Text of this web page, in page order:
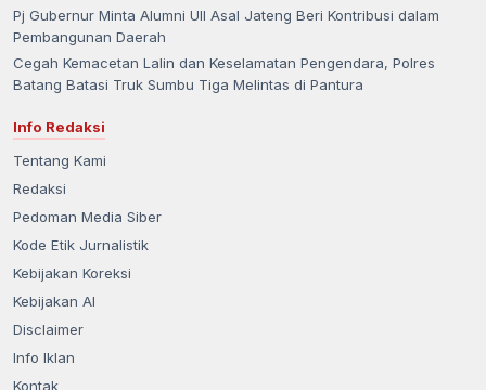
Pj Gubernur Minta Alumni UII Asal Jateng Beri Kontribusi dalam
Pembangunan Daerah
Cegah Kemacetan Lalin dan Keselamatan Pengendara, Polres
Batang Batasi Truk Sumbu Tiga Melintas di Pantura
Info Redaksi
Tentang Kami
Redaksi
Pedoman Media Siber
Kode Etik Jurnalistik
Kebijakan Koreksi
Kebijakan AI
Disclaimer
Info Iklan
Kontak